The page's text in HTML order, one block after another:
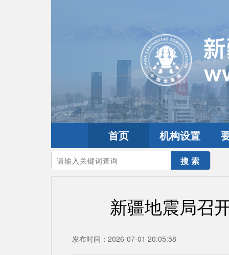
首页 机构设置
您的当前位置：首页>要闻动态
新疆地震局召
发布时间：2026-07-01 20:05:58